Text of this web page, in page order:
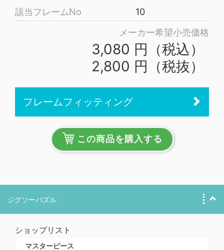
該当フレームNo
10
メーカー希望小売価格
3,080 円（税込）
2,800 円（税抜）
フレームフィッティング
この商品を購入する
ジグソーパズル
ショップリスト
マスターピース